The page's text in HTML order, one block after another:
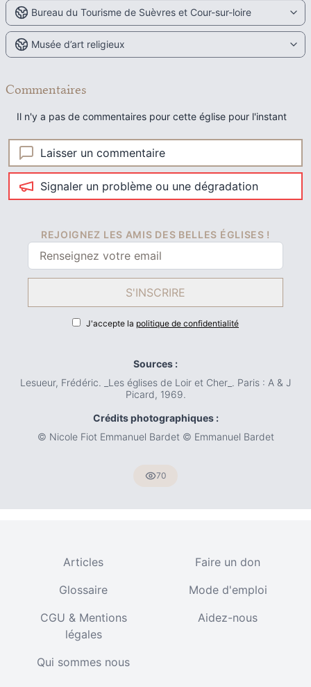
Bureau du Tourisme de Suèvres et Cour-sur-loire
Musée d’art religieux
Commentaires
Il n'y a pas de commentaires pour cette église pour l'instant
Laisser un commentaire
Signaler un problème ou une dégradation
REJOIGNEZ LES AMIS DES BELLES ÉGLISES !
S'INSCRIRE
J'accepte la politique de confidentialité
Sources :
Lesueur, Frédéric. _Les églises de Loir et Cher_. Paris : A & J
Picard, 1969.
Crédits photographiques :
© Nicole Fiot Emmanuel Bardet © Emmanuel Bardet
70
Articles
Faire un don
Glossaire
Mode d'emploi
CGU & Mentions
légales
Aidez-nous
Qui sommes nous